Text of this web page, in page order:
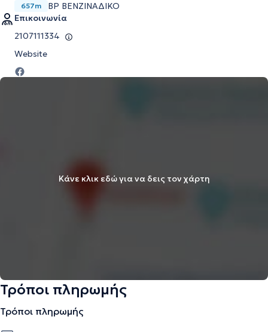
657m
BP ΒΕΝΖΙΝΑΔΙΚΟ
Επικοινωνία
2107111334
Website
Κάνε κλικ εδώ για να δεις τον χάρτη
Τρόποι πληρωμής
Τρόποι πληρωμής